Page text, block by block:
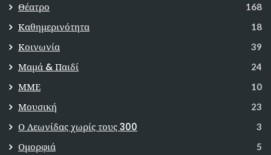
Θέατρο 168
Καθημερινότητα 18
Κοινωνία 39
Μαμά & Παιδί 24
ΜΜΕ 10
Μουσική 23
Ο Λεωνίδας χωρίς τους 300 3
Ομορφιά 5